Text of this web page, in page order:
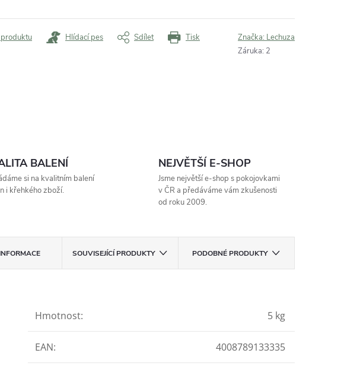
Tisk
Hlídací pes Sdílet Značka: Lechuza
Záruka: 2
BALENÍ
si na kvalitním balení
i křehkého zboží.
NEJVĚTŠÍ E-SHOP
Jsme největší e-shop s pokojovkami
v ČR a předáváme vám zkušenosti
od roku 2009.
SOUVISEJÍCÍ PRODUKTY PODOBNÉ PRODUKTY
Hmotnost: 5 kg
EAN: 4008789133335